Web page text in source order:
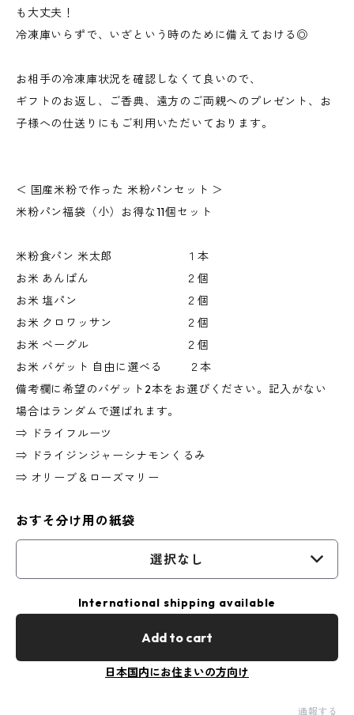
も大丈夫！
冷凍庫いらずで、いざという時のために備えておける◎
お相手の冷凍庫状況を確認しなくて良いので、
ギフトのお返し、ご香典、遠方のご両親へのプレゼント、お
子様への仕送りにもご利用いただいております。
＜ 国産米粉で作った 米粉パンセット ＞
米粉パン福袋（小）お得な11個セット
米粉食パン 米太郎 １本
お米 あんぱん ２個
お米 塩パン ２個
お米 クロワッサン ２個
お米 ベーグル ２個
お米 バゲット 自由に選べる ２本
備考欄に希望のバゲット2本をお選びください。記入がない
場合はランダムで選ばれます。
⇒ ドライフルーツ
⇒ ドライジンジャーシナモンくるみ
⇒ オリーブ＆ローズマリー
おすそ分け用の紙袋
選択なし
International shipping available
Add to cart
日本国内にお住まいの方向け
通報する